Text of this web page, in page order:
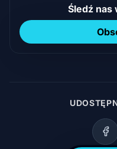
Śledź nas